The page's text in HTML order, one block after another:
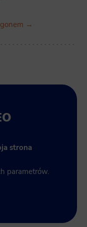
→
strona
parametrów.